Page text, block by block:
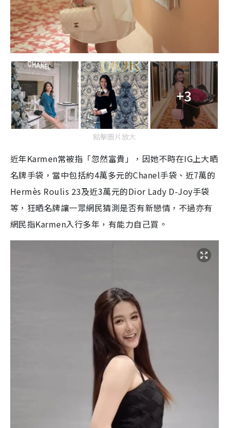
+3
點擊圖片放大
近年Karmen常被指「忽然富貴」，因她不時在IG上大晒
名牌手袋，當中包括約4萬多元的Chanel手袋、近7萬的
Hermès Roulis 23及近3萬元的Dior Lady D-Joy手袋
等，狂晒名牌讓一眾網民猜測是否有新戀情，不過亦有
網民指Karmen入行多年，有能力自己買。